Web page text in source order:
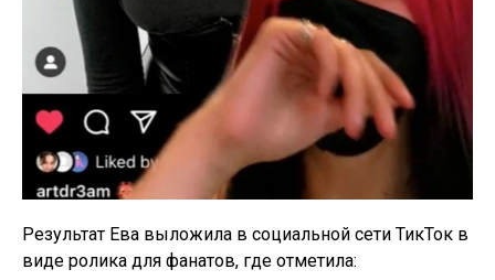
Результат Ева выложила в социальной сети ТикТок в
виде ролика для фанатов, где отметила: